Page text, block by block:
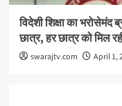
विदेशी शिक्षा का भरोसेमंद
छात्र, हर छात्र को मिल
swarajtv.com April 1,